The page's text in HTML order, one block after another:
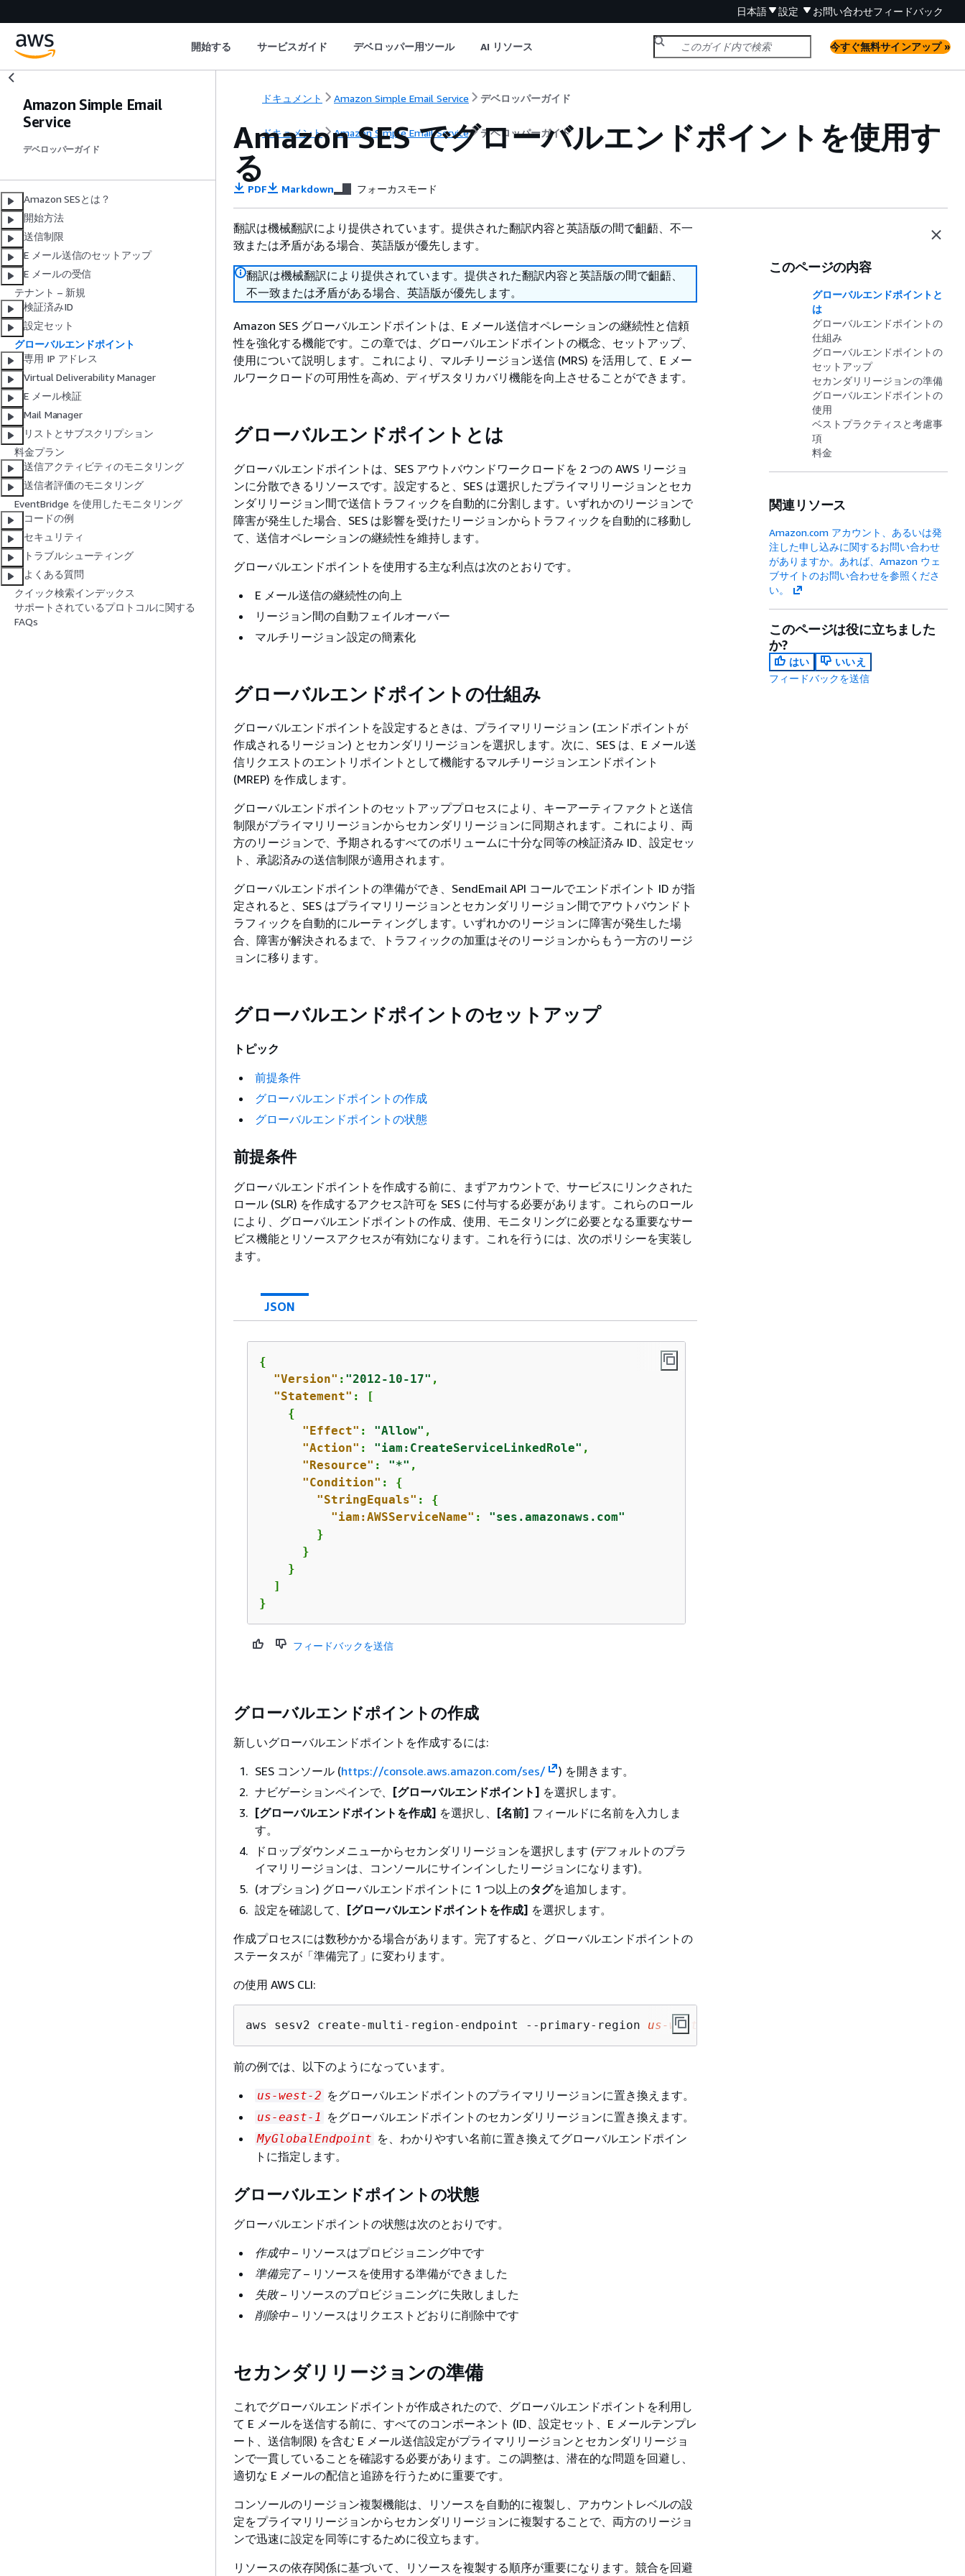
日本語 設定 お問い合わせフィードバック
開始する サービスガイド デベロッパー用ツール AI リソース 今すぐ無料サインアップ »
Amazon Simple Email
Service
デベロッパーガイド
Amazon SESとは？
開始方法
送信制限
E メール送信のセットアップ
E メールの受信
テナント – 新規
検証済みID
設定セット
グローバルエンドポイント
専用 IP アドレス
Virtual Deliverability Manager
E メール検証
Mail Manager
リストとサブスクリプション
料金プラン
送信アクティビティのモニタリング
送信者評価のモニタリング
EventBridge を使用したモニタリング
コードの例
セキュリティ
トラブルシューティング
よくある質問
クイック検索インデックス
サポートされているプロトコルに関する
FAQs
ドキュメント Amazon Simple Email Service デベロッパーガイド
ドキュメント Amazon Simple Email Service デベロッパーガイド
Amazon SES でグローバルエンドポイントを使用す
る
PDF Markdown フォーカスモード
翻訳は機械翻訳により提供されています。提供された翻訳内容と英語版の間で齟齬、不一
致または矛盾がある場合、英語版が優先します。
翻訳は機械翻訳により提供されています。提供された翻訳内容と英語版の間で齟齬、
不一致または矛盾がある場合、英語版が優先します。
Amazon SES グローバルエンドポイントは、E メール送信オペレーションの継続性と信頼
性を強化する機能です。この章では、グローバルエンドポイントの概念、セットアップ、
使用について説明します。これにより、マルチリージョン送信 (MRS) を活用して、E メー
ルワークロードの可用性を高め、ディザスタリカバリ機能を向上させることができます。
グローバルエンドポイントとは
グローバルエンドポイントは、SES アウトバウンドワークロードを 2 つの AWS リージョ
ンに分散できるリソースです。設定すると、SES は選択したプライマリリージョンとセカ
ンダリリージョン間で送信トラフィックを自動的に分割します。いずれかのリージョンで
障害が発生した場合、SES は影響を受けたリージョンからトラフィックを自動的に移動し
て、送信オペレーションの継続性を維持します。
グローバルエンドポイントを使用する主な利点は次のとおりです。
E メール送信の継続性の向上
リージョン間の自動フェイルオーバー
マルチリージョン設定の簡素化
グローバルエンドポイントの仕組み
グローバルエンドポイントを設定するときは、プライマリリージョン (エンドポイントが
作成されるリージョン) とセカンダリリージョンを選択します。次に、SES は、E メール送
信リクエストのエントリポイントとして機能するマルチリージョンエンドポイント
(MREP) を作成します。
グローバルエンドポイントのセットアッププロセスにより、キーアーティファクトと送信
制限がプライマリリージョンからセカンダリリージョンに同期されます。これにより、両
方のリージョンで、予期されるすべてのボリュームに十分な同等の検証済み ID、設定セッ
ト、承認済みの送信制限が適用されます。
グローバルエンドポイントの準備ができ、SendEmail API コールでエンドポイント ID が指
定されると、SES はプライマリリージョンとセカンダリリージョン間でアウトバウンドト
ラフィックを自動的にルーティングします。いずれかのリージョンに障害が発生した場
合、障害が解決されるまで、トラフィックの加重はそのリージョンからもう一方のリージ
ョンに移ります。
グローバルエンドポイントのセットアップ
トピック
前提条件
グローバルエンドポイントの作成
グローバルエンドポイントの状態
前提条件
グローバルエンドポイントを作成する前に、まずアカウントで、サービスにリンクされた
ロール (SLR) を作成するアクセス許可を SES に付与する必要があります。これらのロール
により、グローバルエンドポイントの作成、使用、モニタリングに必要となる重要なサー
ビス機能とリソースアクセスが有効になります。これを行うには、次のポリシーを実装し
ます。
JSON
{
"Version" : "2012-10-17" ,
"Statement" : [
{
"Effect" : "Allow" ,
"Action" : "iam:CreateServiceLinkedRole" ,
"Resource" : "*" ,
"Condition" : {
"StringEquals" : {
"iam:AWSServiceName" : "ses.amazonaws.com"
        }
      }
    }
  ]
}
フィードバックを送信
グローバルエンドポイントの作成
新しいグローバルエンドポイントを作成するには:
SES コンソール (https://console.aws.amazon.com/ses/
) を開きます。
ナビゲーションペインで、
[グローバルエンドポイント] を選択します。
[グローバルエンドポイントを作成] を選択し、 [名前] フィールドに名前を入力しま
す。
ドロップダウンメニューからセカンダリリージョンを選択します (デフォルトのプラ
イマリリージョンは、コンソールにサインインしたリージョンになります)。
(オプション) グローバルエンドポイントに 1 つ以上のタグを追加します。
設定を確認して、
[グローバルエンドポイントを作成] を選択します。
作成プロセスには数秒かかる場合があります。完了すると、グローバルエンドポイントの
ステータスが「準備完了」に変わります。
の使用 AWS CLI:
aws sesv2 create-multi-region-endpoint --primary-region us-west-2
前の例では、以下のようになっています。
us-west-2 をグローバルエンドポイントのプライマリリージョンに置き換えます。
us-east-1 をグローバルエンドポイントのセカンダリリージョンに置き換えます。
MyGlobalEndpoint を、わかりやすい名前に置き換えてグローバルエンドポイン
トに指定します。
グローバルエンドポイントの状態
グローバルエンドポイントの状態は次のとおりです。
作成中– リソースはプロビジョニング中です
準備完了– リソースを使用する準備ができました
失敗– リソースのプロビジョニングに失敗しました
削除中– リソースはリクエストどおりに削除中です
セカンダリリージョンの準備
これでグローバルエンドポイントが作成されたので、グローバルエンドポイントを利用し
て E メールを送信する前に、すべてのコンポーネント (ID、設定セット、E メールテンプレ
ート、送信制限) を含む E メール送信設定がプライマリリージョンとセカンダリリージョ
ンで一貫していることを確認する必要があります。この調整は、潜在的な問題を回避し、
適切な E メールの配信と追跡を行うために重要です。
コンソールのリージョン複製機能は、リソースを自動的に複製し、アカウントレベルの設
定をプライマリリージョンからセカンダリリージョンに複製することで、両方のリージョ
ンで迅速に設定を同等にするために役立ちます。
リソースの依存関係に基づいて、リソースを複製する順序が重要になります。競合を回避
このページの内容
グローバルエンドポイントと
は
グローバルエンドポイントの
仕組み
グローバルエンドポイントの
セットアップ
セカンダリリージョンの準備
グローバルエンドポイントの
使用
ベストプラクティスと考慮事
項
料金
関連リソース
Amazon.com アカウント、あるいは発
注した申し込みに関するお問い合わせ
がありますか。あれば、Amazon ウェ
ブサイトのお問い合わせを参照くださ
い。
このページは役に立ちました
か?
はい
いいえ
フィードバックを送信